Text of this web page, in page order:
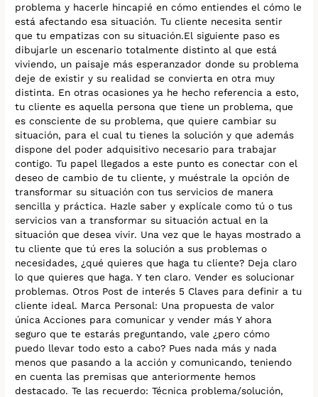
problema y hacerle hincapié en cómo entiendes el cómo le
está afectando esa situación. Tu cliente necesita sentir
que tu empatizas con su situación.El siguiente paso es
dibujarle un escenario totalmente distinto al que está
viviendo, un paisaje más esperanzador donde su problema
deje de existir y su realidad se convierta en otra muy
distinta. En otras ocasiones ya he hecho referencia a esto,
tu cliente es aquella persona que tiene un problema, que
es consciente de su problema, que quiere cambiar su
situación, para el cual tu tienes la solución y que además
dispone del poder adquisitivo necesario para trabajar
contigo. Tu papel llegados a este punto es conectar con el
deseo de cambio de tu cliente, y muéstrale la opción de
transformar su situación con tus servicios de manera
sencilla y práctica. Hazle saber y explícale como tú o tus
servicios van a transformar su situación actual en la
situación que desea vivir. Una vez que le hayas mostrado a
tu cliente que tú eres la solución a sus problemas o
necesidades, ¿qué quieres que haga tu cliente? Deja claro
lo que quieres que haga. Y ten claro. Vender es solucionar
problemas. Otros Post de interés 5 Claves para definir a tu
cliente ideal. Marca Personal: Una propuesta de valor
única Acciones para comunicar y vender más Y ahora
seguro que te estarás preguntando, vale ¿pero cómo
puedo llevar todo esto a cabo? Pues nada más y nada
menos que pasando a la acción y comunicando, teniendo
en cuenta las premisas que anteriormente hemos
destacado. Te las recuerdo: Técnica problema/solución,